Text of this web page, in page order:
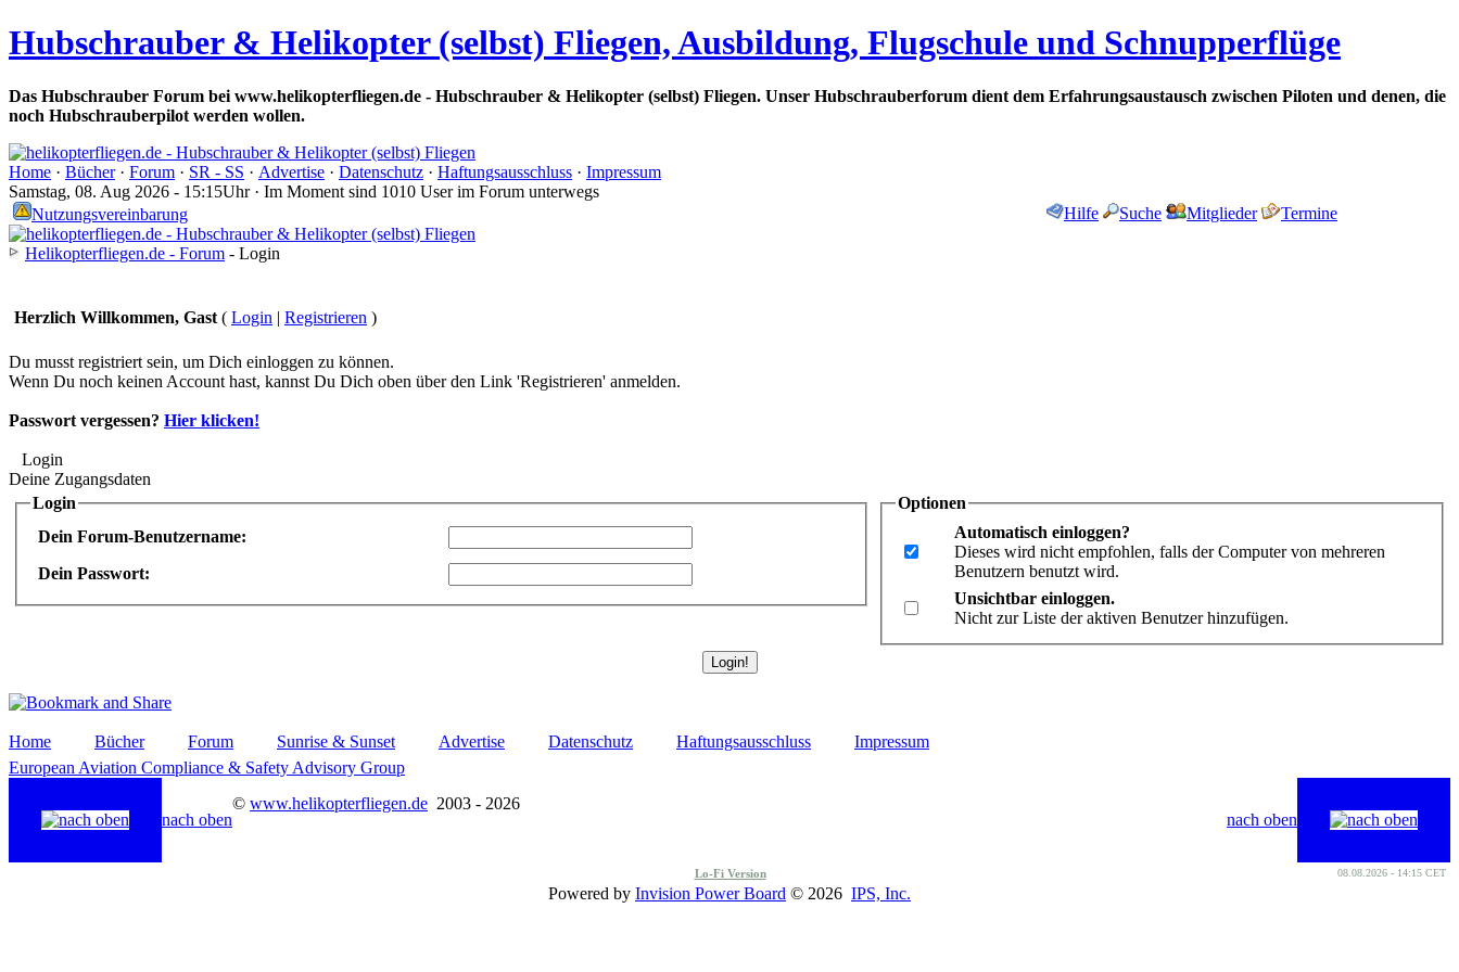
Hubschrauber & Helikopter (selbst) Fliegen, Ausbildung, Flugschule und Schnupperflüge
Das Hubschrauber Forum bei www.helikopterfliegen.de - Hubschrauber & Helikopter (selbst) Fliegen. Unser Hubschrauberforum dient dem Erfahrungsaustausch zwischen Piloten und denen, die
noch Hubschrauberpilot werden wollen.
Home · Bücher· Forum · SR - SS · Advertise · Datenschutz · Haftungsausschluss · Impressum
Samstag, 08. Aug 2026 - 15:15Uhr · Im Moment sind 1010 User im Forum unterwegs
Nutzungsvereinbarung
Hilfe Suche Mitglieder Termine
Helikopterfliegen.de - Forum - Login
Herzlich Willkommen, Gast ( Login | Registrieren )
Du musst registriert sein, um Dich einloggen zu können.
Wenn Du noch keinen Account hast, kannst Du Dich oben über den Link 'Registrieren' anmelden.
Passwort vergessen? Hier klicken!
Login
Deine Zugangsdaten
Login
Dein Forum-Benutzername:
Dein Passwort:
Optionen
Automatisch einloggen?
Dieses wird nicht empfohlen, falls der Computer von mehreren
Benutzern benutzt wird.
Unsichtbar einloggen.
Nicht zur Liste der aktiven Benutzer hinzufügen.
Home Bücher Forum Sunrise & Sunset Advertise Datenschutz Haftungsausschluss
Impressum
European Aviation Compliance & Safety Advisory Group
nach oben nach oben
© www.helikopterfliegen.de 2003 - 2026
Lo-Fi Version 08.08.2026 - 14:15 CET
Powered by Invision Power Board © 2026 IPS, Inc.